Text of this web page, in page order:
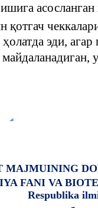
қотгач
ҳолатда эди,
MAJMUINING
FANI VA
Respublika